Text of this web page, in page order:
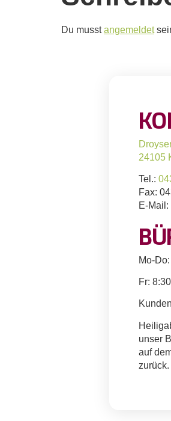
Du musstangemeldet
24105
Tel.:
Fax:
E-Mail:
Mo-
Fr:
unser
auf
zurück.